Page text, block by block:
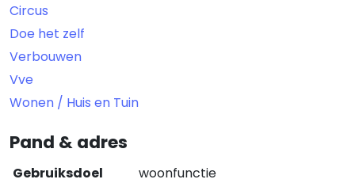
Circus
Doe het zelf
Verbouwen
Vve
Wonen / Huis en Tuin
Pand & adres
Gebruiksdoel
woonfunctie